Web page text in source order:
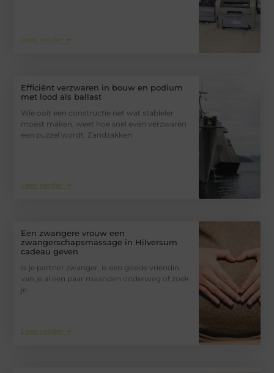
Lees verder ➜
Efficiënt verzwaren in bouw en podium
met lood als ballast
Wie ooit een constructie net wat stabieler
moest maken, weet hoe snel even verzwaren
een puzzel wordt. Zandzakken
Lees verder ➜
Een zwangere vrouw een
zwangerschapsmassage in Hilversum
cadeau geven
Is je partner zwanger, is een goede vriendin
van je al een paar maanden onderweg of zoek
je
Lees verder ➜